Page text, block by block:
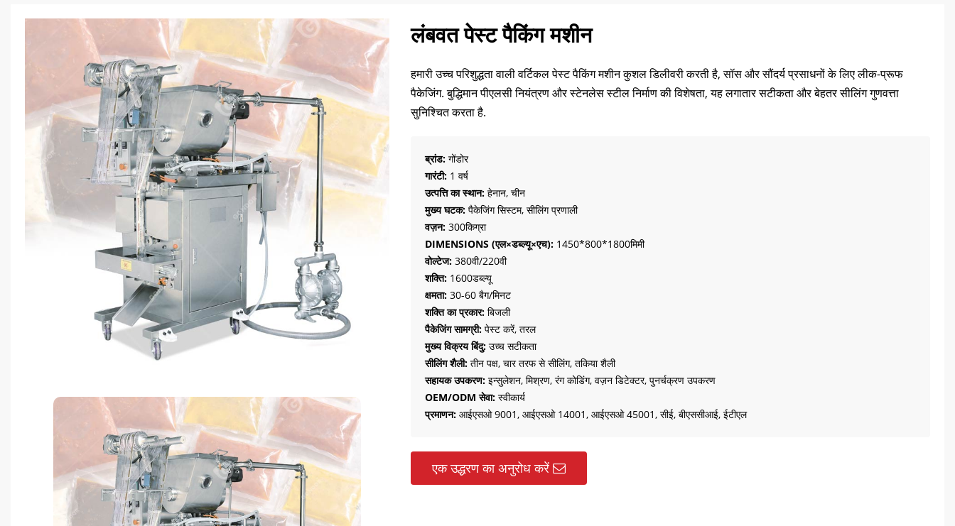
लंबवत पेस्ट पैकिंग मशीन
हमारी उच्च परिशुद्धता वाली वर्टिकल पेस्ट पैकिंग मशीन कुशल डिलीवरी करती है, सॉस और सौंदर्य प्रसाधनों के लिए लीक-प्रूफ
पैकेजिंग. बुद्धिमान पीएलसी नियंत्रण और स्टेनलेस स्टील निर्माण की विशेषता, यह लगातार सटीकता और बेहतर सीलिंग गुणवत्ता
सुनिश्चित करता है.
ब्रांड: गोंडोर
गारंटी: 1 वर्ष
उत्पत्ति का स्थान: हेनान, चीन
मुख्य घटक: पैकेजिंग सिस्टम, सीलिंग प्रणाली
वज़न: 300किग्रा
DIMENSIONS (एल×डब्ल्यू×एच): 1450*800*1800मिमी
वोल्टेज: 380वी/220वी
शक्ति: 1600डब्ल्यू
क्षमता: 30-60 बैग/मिनट
शक्ति का प्रकार: बिजली
पैकेजिंग सामग्री: पेस्ट करें, तरल
मुख्य विक्रय बिंदु: उच्च सटीकता
सीलिंग शैली: तीन पक्ष, चार तरफ से सीलिंग, तकिया शैली
सहायक उपकरण: इन्सुलेशन, मिश्रण, रंग कोडिंग, वज़न डिटेक्टर, पुनर्चक्रण उपकरण
OEM/ODM सेवा: स्वीकार्य
प्रमाणन: आईएसओ 9001, आईएसओ 14001, आईएसओ 45001, सीई, बीएससीआई, ईटीएल
एक उद्धरण का अनुरोध करें